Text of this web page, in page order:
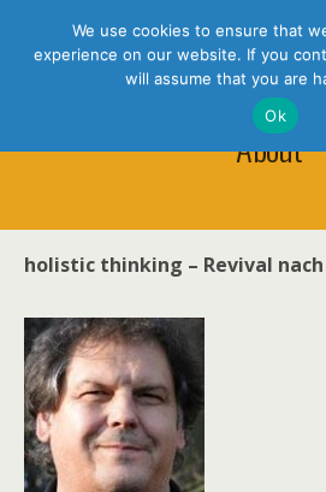
holistic
About
holistic thinking – Revival nach
We use cookies to ensure that
experience on our website. If you
will assume that you are
Ok